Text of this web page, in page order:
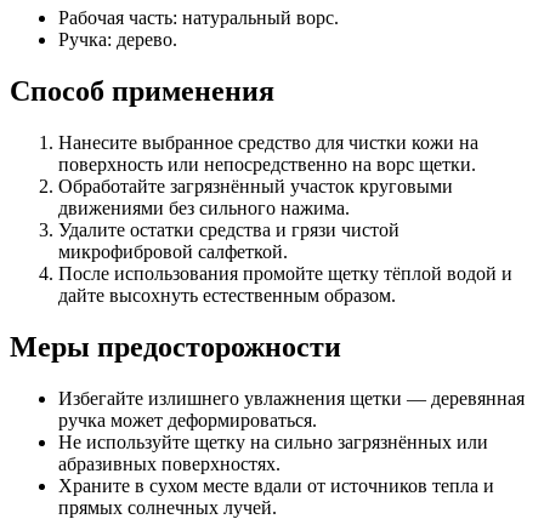
Рабочая часть: натуральный ворс.
Ручка: дерево.
Способ применения
Нанесите выбранное средство для чистки кожи на
поверхность или непосредственно на ворс щетки.
Обработайте загрязнённый участок круговыми
движениями без сильного нажима.
Удалите остатки средства и грязи чистой
микрофибровой салфеткой.
После использования промойте щетку тёплой водой и
дайте высохнуть естественным образом.
Меры предосторожности
Избегайте излишнего увлажнения щетки — деревянная
ручка может деформироваться.
Не используйте щетку на сильно загрязнённых или
абразивных поверхностях.
Храните в сухом месте вдали от источников тепла и
прямых солнечных лучей.